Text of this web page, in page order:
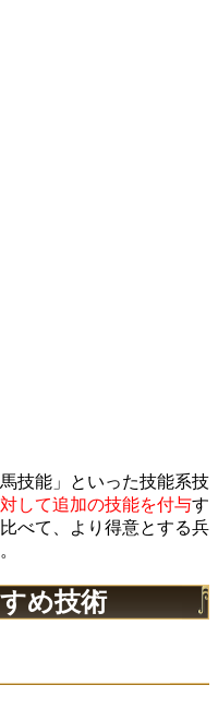
技能」といった技能系技
して追加の技能を付与す
べて、より得意とする兵
め技術